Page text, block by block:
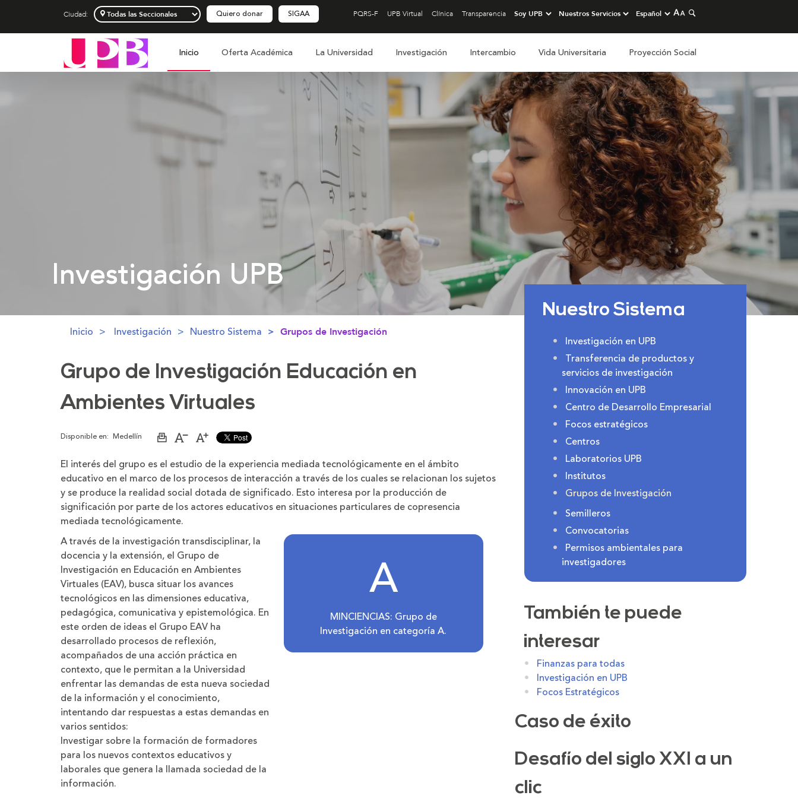
Ciudad: Quiero donar SIGAA PQRS-F UPB Virtual Clínica Transparencia
Inicio Oferta Académica La Universidad Investigación Intercambio Vida Universitaria Proyección Social
Investigación UPB
Investigación UPB
Nuestro Sistema
Investigación en UPB
Transferencia de productos y
servicios de investigación
Innovación en UPB
Centro de Desarrollo Empresarial
Focos estratégicos
Centros
Laboratorios UPB
Institutos
Grupos de Investigación
Semilleros
Convocatorias
Permisos ambientales para
investigadores
Inicio Investigación Nuestro Sistema Grupos de Investigación
Grupo de Investigación Educación en
Ambientes Virtuales
Disponible en: Medellín
ImprimirAumentar
de
la
letra
Disminuir
de
la
letra
El interés del grupo es el estudio de la experiencia mediada tecnológicamente en el ámbito
educativo en el marco de los procesos de interacción a través de los cuales se relacionan los sujetos
y se produce la realidad social dotada de significado. Esto interesa por la producción de
significación por parte de los actores educativos en situaciones particulares de copresencia
mediada tecnológicamente.
A través de la investigación transdisciplinar, la
docencia y la extensión, el Grupo de
Investigación en Educación en Ambientes
Virtuales (EAV), busca situar los avances
tecnológicos en las dimensiones educativa,
pedagógica, comunicativa y epistemológica. En
este orden de ideas el Grupo EAV ha
desarrollado procesos de reflexión,
acompañados de una acción práctica en
contexto, que le permitan a la Universidad
enfrentar las demandas de esta nueva sociedad
de la información y el conocimiento,
intentando dar respuestas a estas demandas en
varios sentidos:
Investigar sobre la formación de formadores
para los nuevos contextos educativos y
laborales que genera la llamada sociedad de la
información.
A
MINCIENCIAS: Grupo de
Investigación en categoría A.
También te puede
interesar
Finanzas para todas
Investigación en UPB
Focos Estratégicos
Caso de éxito
Desafío del siglo XXI a un
clic